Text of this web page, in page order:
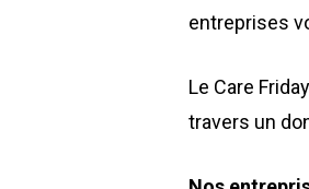
entreprises
Le Care
travers un